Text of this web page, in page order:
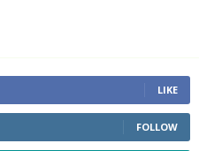
LIKE
FOLLOW